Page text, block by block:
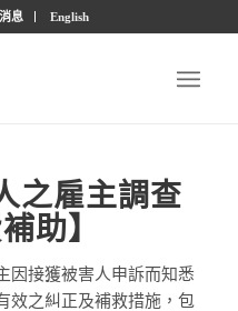
息 English
之雇主調查
助】
因接獲被害人申訴而知悉
效之糾正及補救措施，包